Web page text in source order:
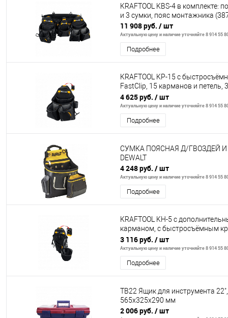
KRAFTOOL KBS-4 в комплекте:
и 3 сумки, пояс монтажника
11 908 руб. / шт
Актуальную цену и наличие уточняйте 8 914 55
Подробнее
KRAFTOOL KP-15 с
FastClip, 15 карманов и петель,
поясная сум
4 625 руб. / шт
Актуальную цену и наличие уточняйте 8 914 55
Подробнее
СУМКА ПОЯСНАЯ Д/ГВОЗДЕЙ
DEWALT
4 248 руб. / шт
Актуальную цену и наличие уточняйте 8 914 55
Подробнее
KRAFTOOL KH-5 с
карманом, с быстросъёмным
FastClip, 5 отделений д
3 116 руб. / шт
Актуальную цену и наличие уточняйте 8 914 55
Подробнее
TB22 Ящик для инструмента
565х325х290 мм
2 006 руб. / шт